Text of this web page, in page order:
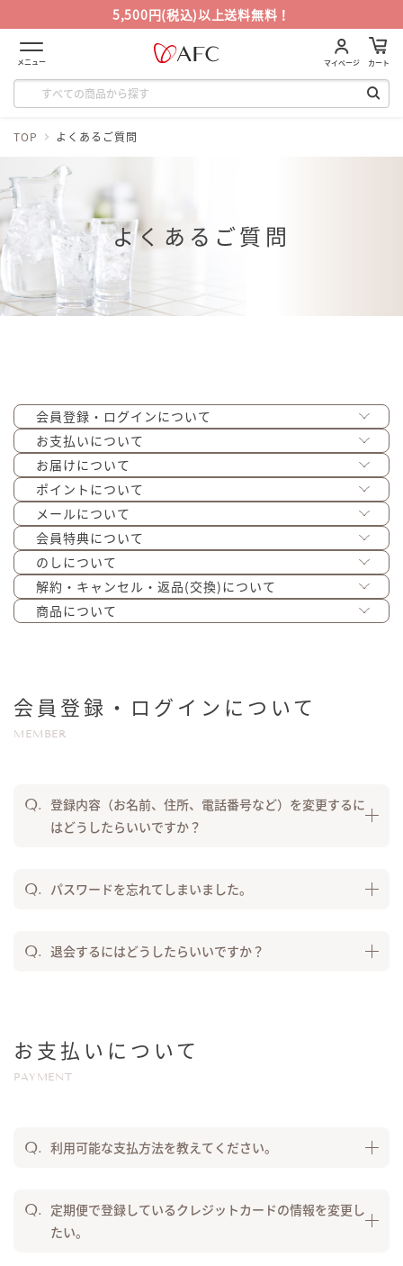
5,500円(税込)以上送料無料！
メニュー マイページ カート
TOP よくあるご質問
よくあるご質問
会員登録・ログインについて
お支払いについて
お届けについて
ポイントについて
メールについて
会員特典について
のしについて
解約・キャンセル・返品(交換)について
商品について
会員登録・ログインについて
MEMBER
登録内容（お名前、住所、電話番号など）を変更するに
はどうしたらいいですか？
パスワードを忘れてしまいました。
退会するにはどうしたらいいですか？
お支払いについて
PAYMENT
利用可能な支払方法を教えてください。
定期便で登録しているクレジットカードの情報を変更し
たい。